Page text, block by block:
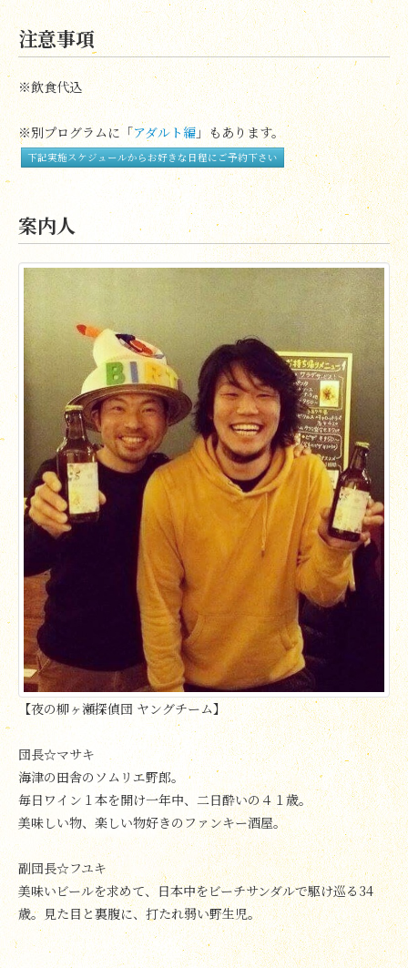
注意事項
※飲食代込
※別プログラムに「アダルト編 」もあります。
下記実施スケジュールからお好きな日程にご予約下さい
案内人
【夜の柳ヶ瀬探偵団 ヤングチーム】
団長☆マサキ
海津の田舎のソムリエ野郎。
毎日ワイン１本を開け一年中、二日酔いの４１歳。
美味しい物、楽しい物好きのファンキー酒屋。
副団長☆フユキ
美味いビールを求めて、日本中をビーチサンダルで駆け巡る34
歳。見た目と裏腹に、打たれ弱い野生児。